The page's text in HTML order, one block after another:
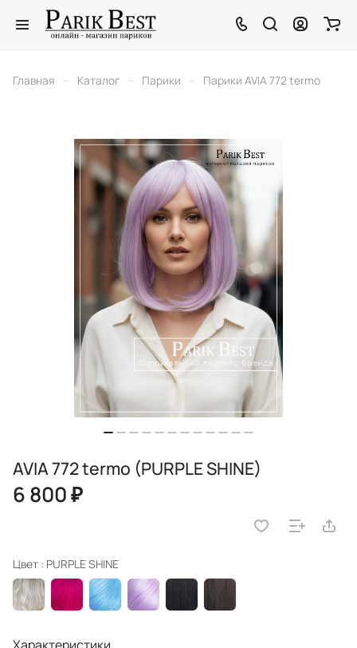
Главная – Каталог – Парики – Парики AVIA 772 termo
AVIA 772 termo (PURPLE SHINE)
6 800 ₽
Цвет : PURPLE SHINE